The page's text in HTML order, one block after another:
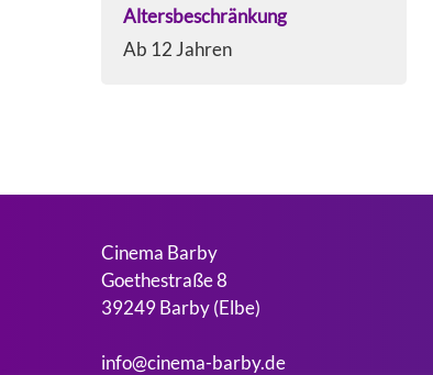
Altersbeschränkung
Ab 12 Jahren
Cinema Barby
Goethestraße 8
39249 Barby (Elbe)
info@cinema-barby.de